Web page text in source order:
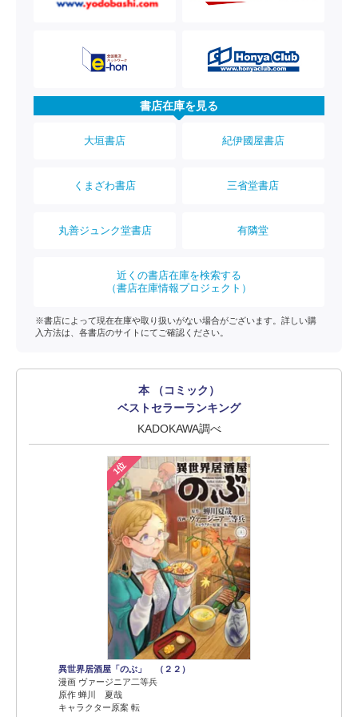
書店在庫を見る
大垣書店 紀伊國屋書店
くまざわ書店 三省堂書店
丸善ジュンク堂書店 有隣堂
近くの書店在庫を検索する
（書店在庫情報プロジェクト）
※書店によって現在在庫や取り扱いがない場合がございます。詳しい購
入方法は、各書店のサイトにてご確認ください。
本 （コミック）
ベストセラーランキング
KADOKAWA調べ
1位
異世界居酒屋「のぶ」 （２２）
漫画 ヴァージニア二等兵
原作 蝉川 夏哉
キャラクター原案 転